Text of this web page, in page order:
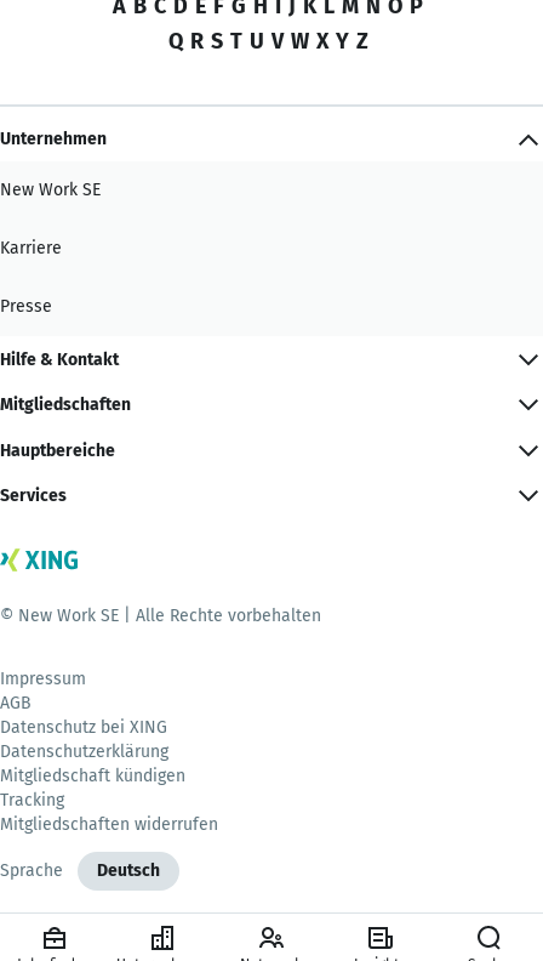
A B C D E F G H I J K L M N O P
Q R S T U V W X Y Z
Unternehmen
New Work SE
Karriere
Presse
Hilfe & Kontakt
Mitgliedschaften
Hauptbereiche
Services
© New Work SE | Alle Rechte vorbehalten
Impressum
AGB
Datenschutz bei XING
Datenschutzerklärung
Mitgliedschaft kündigen
Tracking
Mitgliedschaften widerrufen
Sprache Deutsch